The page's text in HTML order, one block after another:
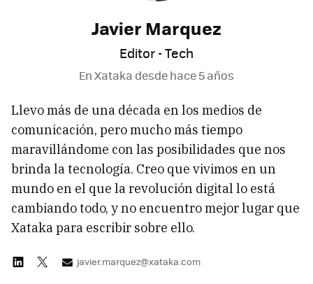
Javier Marquez
Editor - Tech
En Xataka desdehace 5 años
Llevo más de una década en los medios de
comunicación, pero mucho más tiempo
maravillándome con las posibilidades que nos
brinda la tecnología. Creo que vivimos en un
mundo en el que la revolución digital lo está
cambiando todo, y no encuentro mejor lugar que
Xataka para escribir sobre ello.
javier.marquez@xataka.com